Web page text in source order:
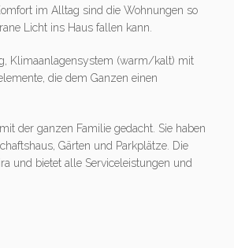
im Alltag sind die Wohnungen so
Licht ins Haus fallen kann.
Klimaanlagensystem (warm/kalt) mit
die dem Ganzen einen
der ganzen Familie gedacht. Sie haben
Gärten und Parkplätze. Die
und bietet alle Serviceleistungen und